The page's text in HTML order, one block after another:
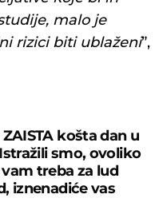
malo je
rizici biti ublaženi”,
košta dan u
smo, ovoliko
treba za lud
iznenadiće vas